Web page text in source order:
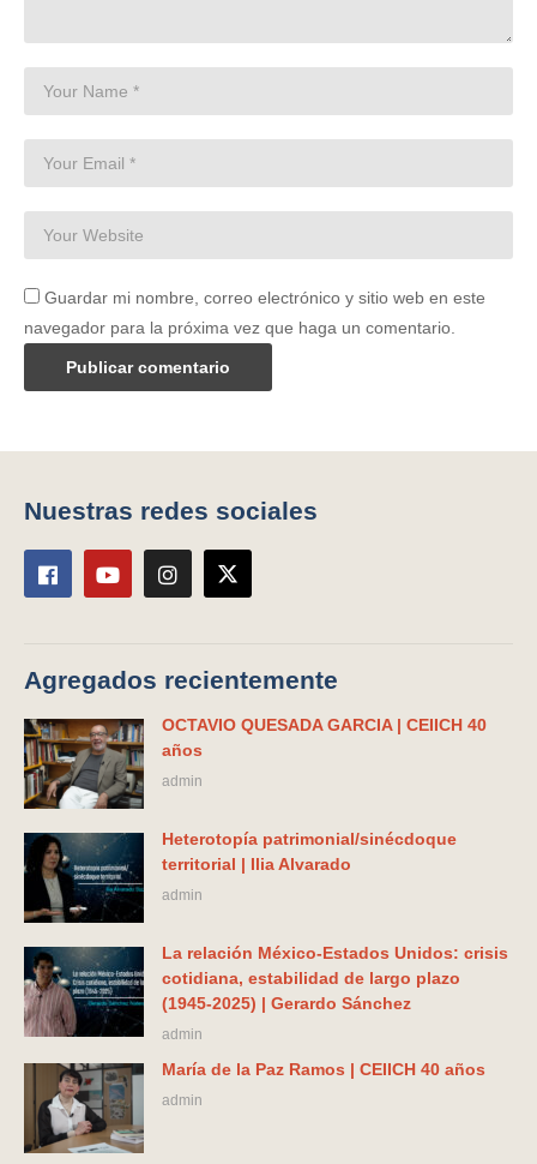
Guardar mi nombre, correo electrónico y sitio web en este
navegador para la próxima vez que haga un comentario.
Nuestras redes sociales
Agregados recientemente
OCTAVIO QUESADA GARCIA | CEIICH 40
años
admin
Heterotopía patrimonial/sinécdoque
territorial | Ilia Alvarado
admin
La relación México-Estados Unidos: crisis
cotidiana, estabilidad de largo plazo
(1945-2025) | Gerardo Sánchez
admin
María de la Paz Ramos | CEIICH 40 años
admin